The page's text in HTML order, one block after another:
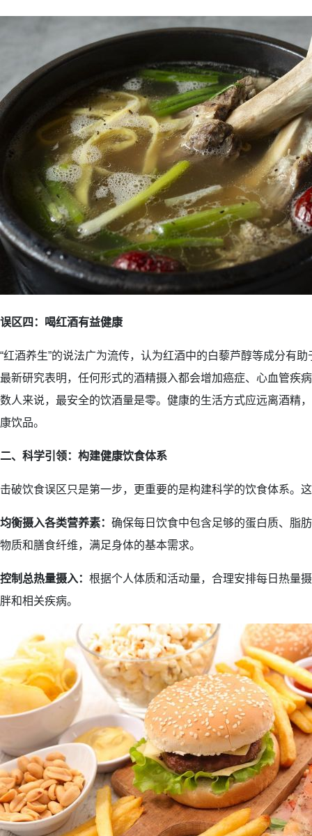
误区四：喝红酒有益健康
“红酒养生”的说法广为流传，认为红酒中的白藜芦醇等成分有
最新研究表明，任何形式的酒精摄入都会增加癌症、心血管疾
数人来说，最安全的饮酒量是零。健康的生活方式应远离酒精
康饮品。
二、科学引领：构建健康饮食体系
击破饮食误区只是第一步，更重要的是构建科学的饮食体系。
均衡摄入各类营养素： 确保每日饮食中包含足够的蛋白质、脂
物质和膳食纤维，满足身体的基本需求。
控制总热量摄入： 根据个人体质和活动量，合理安排每日热量
胖和相关疾病。